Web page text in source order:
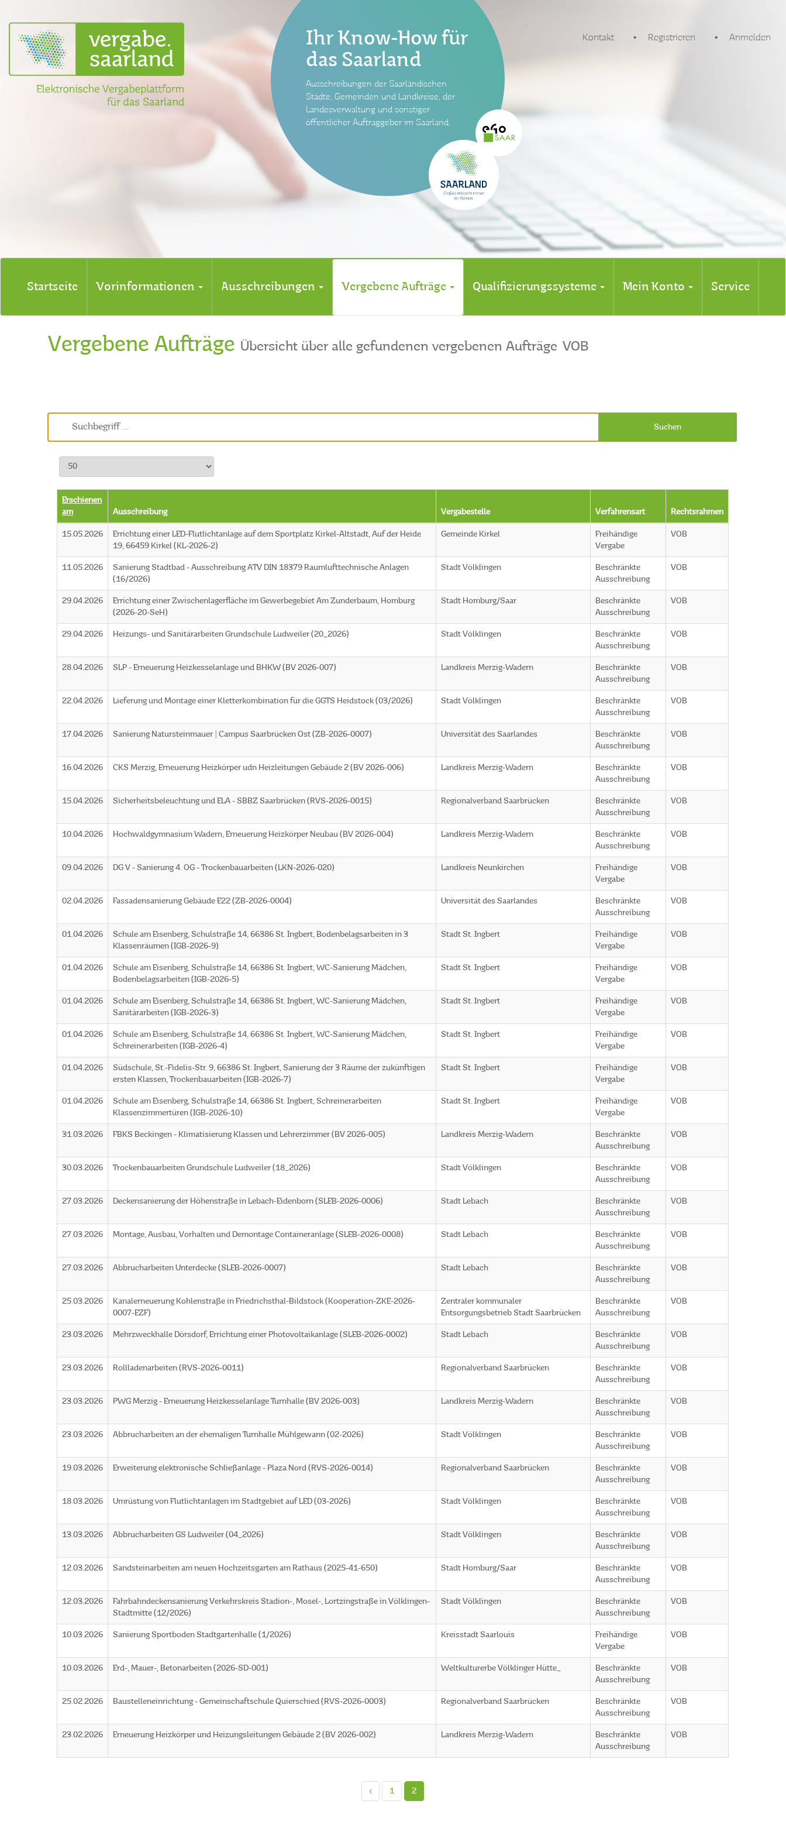
Ihr Know-How für
das Saarland
Ausschreibungen der Saarländischen
Städte, Gemeinden und Landkreise, der
Landesverwaltung und sonstiger
öffentlicher Auftraggeber im Saarland.
Kontakt Registrieren Anmelden
Startseite Vorinformationen Ausschreibungen Vergebene Aufträge Qualifizierungssysteme Mein Konto Service
Vergebene Aufträge Übersicht über alle gefundenen vergebenen Aufträge VOB
Suchen
Erschienen
am
Ausschreibung Vergabestelle Verfahrensart Rechtsrahmen
15.05.2026
Errichtung einer LED-Flutlichtanlage auf dem Sportplatz Kirkel-Altstadt, Auf der Heide
19, 66459 Kirkel (KL-2026-2)
Gemeinde Kirkel
Freihändige
Vergabe
VOB
11.05.2026
Sanierung Stadtbad - Ausschreibung ATV DIN 18379 Raumlufttechnische Anlagen
(16/2026)
Stadt Völklingen
Beschränkte
Ausschreibung
VOB
29.04.2026
Errichtung einer Zwischenlagerfläche im Gewerbegebiet Am Zunderbaum, Homburg
(2026-20-SeH)
Stadt Homburg/Saar
Beschränkte
Ausschreibung
VOB
29.04.2026 Heizungs- und Sanitärarbeiten Grundschule Ludweiler (20_2026) Stadt Völklingen
Beschränkte
Ausschreibung
VOB
28.04.2026 SLP - Erneuerung Heizkesselanlage und BHKW (BV 2026-007) Landkreis Merzig-Wadern
Beschränkte
Ausschreibung
VOB
22.04.2026 Lieferung und Montage einer Kletterkombination für die GGTS Heidstock (03/2026) Stadt Völklingen
Beschränkte
Ausschreibung
VOB
17.04.2026 Sanierung Natursteinmauer | Campus Saarbrücken Ost (ZB-2026-0007) Universität des Saarlandes
Beschränkte
Ausschreibung
VOB
16.04.2026 CKS Merzig, Erneuerung Heizkörper udn Heizleitungen Gebäude 2 (BV 2026-006) Landkreis Merzig-Wadern
Beschränkte
Ausschreibung
VOB
15.04.2026 Sicherheitsbeleuchtung und ELA - SBBZ Saarbrücken (RVS-2026-0015) Regionalverband Saarbrücken
Beschränkte
Ausschreibung
VOB
10.04.2026 Hochwaldgymnasium Wadern, Erneuerung Heizkörper Neubau (BV 2026-004) Landkreis Merzig-Wadern
Beschränkte
Ausschreibung
VOB
09.04.2026 DG V - Sanierung 4. OG - Trockenbauarbeiten (LKN-2026-020) Landkreis Neunkirchen
Freihändige
Vergabe
VOB
02.04.2026 Fassadensanierung Gebäude E22 (ZB-2026-0004) Universität des Saarlandes
Beschränkte
Ausschreibung
VOB
01.04.2026
Schule am Eisenberg, Schulstraße 14, 66386 St. Ingbert, Bodenbelagsarbeiten in 3
Klassenräumen (IGB-2026-9)
Stadt St. Ingbert
Freihändige
Vergabe
VOB
01.04.2026
Schule am Eisenberg, Schulstraße 14, 66386 St. Ingbert, WC-Sanierung Mädchen,
Bodenbelagsarbeiten (IGB-2026-5)
Stadt St. Ingbert
Freihändige
Vergabe
VOB
01.04.2026
Schule am Eisenberg, Schulstraße 14, 66386 St. Ingbert, WC-Sanierung Mädchen,
Sanitärarbeiten (IGB-2026-3)
Stadt St. Ingbert
Freihändige
Vergabe
VOB
01.04.2026
Schule am Eisenberg, Schulstraße 14, 66386 St. Ingbert, WC-Sanierung Mädchen,
Schreinerarbeiten (IGB-2026-4)
Stadt St. Ingbert
Freihändige
Vergabe
VOB
01.04.2026
Südschule, St.-Fidelis-Str. 9, 66386 St. Ingbert, Sanierung der 3 Räume der zukünftigen
ersten Klassen, Trockenbauarbeiten (IGB-2026-7)
Stadt St. Ingbert
Freihändige
Vergabe
VOB
01.04.2026
Schule am Eisenberg, Schulstraße 14, 66386 St. Ingbert, Schreinerarbeiten
Klassenzimmertüren (IGB-2026-10)
Stadt St. Ingbert
Freihändige
Vergabe
VOB
31.03.2026 FBKS Beckingen - Klimatisierung Klassen und Lehrerzimmer (BV 2026-005) Landkreis Merzig-Wadern
Beschränkte
Ausschreibung
VOB
30.03.2026 Trockenbauarbeiten Grundschule Ludweiler (18_2026) Stadt Völklingen
Beschränkte
Ausschreibung
VOB
27.03.2026 Deckensanierung der Höhenstraße in Lebach-Eidenborn (SLEB-2026-0006) Stadt Lebach
Beschränkte
Ausschreibung
VOB
27.03.2026 Montage, Ausbau, Vorhalten und Demontage Containeranlage (SLEB-2026-0008) Stadt Lebach
Beschränkte
Ausschreibung
VOB
27.03.2026 Abbrucharbeiten Unterdecke (SLEB-2026-0007) Stadt Lebach
Beschränkte
Ausschreibung
VOB
25.03.2026
Kanalerneuerung Kohlenstraße in Friedrichsthal-Bildstock (Kooperation-ZKE-2026-
0007-EZF)
Zentraler kommunaler
Entsorgungsbetrieb Stadt Saarbrücken
Beschränkte
Ausschreibung
VOB
23.03.2026 Mehrzweckhalle Dörsdorf, Errichtung einer Photovoltaikanlage (SLEB-2026-0002) Stadt Lebach
Beschränkte
Ausschreibung
VOB
23.03.2026 Rollladenarbeiten (RVS-2026-0011) Regionalverband Saarbrücken
Beschränkte
Ausschreibung
VOB
23.03.2026 PWG Merzig - Erneuerung Heizkesselanlage Turnhalle (BV 2026-003) Landkreis Merzig-Wadern
Beschränkte
Ausschreibung
VOB
23.03.2026 Abbrucharbeiten an der ehemaligen Turnhalle Mühlgewann (02-2026) Stadt Völklingen
Beschränkte
Ausschreibung
VOB
19.03.2026 Erweiterung elektronische Schließanlage - Plaza Nord (RVS-2026-0014) Regionalverband Saarbrücken
Beschränkte
Ausschreibung
VOB
18.03.2026 Umrüstung von Flutlichtanlagen im Stadtgebiet auf LED (03-2026) Stadt Völklingen
Beschränkte
Ausschreibung
VOB
13.03.2026 Abbrucharbeiten GS Ludweiler (04_2026) Stadt Völklingen
Beschränkte
Ausschreibung
VOB
12.03.2026 Sandsteinarbeiten am neuen Hochzeitsgarten am Rathaus (2025-41-650) Stadt Homburg/Saar
Beschränkte
Ausschreibung
VOB
12.03.2026
Fahrbahndeckensanierung Verkehrskreis Stadion-, Mosel-, Lortzingstraße in Völklingen-
Stadtmitte (12/2026)
Stadt Völklingen
Beschränkte
Ausschreibung
VOB
10.03.2026 Sanierung Sportboden Stadtgartenhalle (1/2026) Kreisstadt Saarlouis
Freihändige
Vergabe
VOB
10.03.2026 Erd-, Mauer-, Betonarbeiten (2026-SD-001) Weltkulturerbe Völklinger Hütte_
Beschränkte
Ausschreibung
VOB
25.02.2026 Baustelleneinrichtung - Gemeinschaftschule Quierschied (RVS-2026-0003) Regionalverband Saarbrücken
Beschränkte
Ausschreibung
VOB
23.02.2026 Erneuerung Heizkörper und Heizungsleitungen Gebäude 2 (BV 2026-002) Landkreis Merzig-Wadern
Beschränkte
Ausschreibung
VOB
‹ 1 2